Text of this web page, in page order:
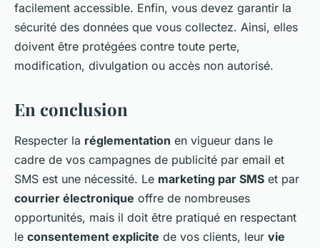
facilement accessible. Enfin, vous devez garantir la
sécurité des données que vous collectez. Ainsi, elles
doivent être protégées contre toute perte,
modification, divulgation ou accès non autorisé.
En conclusion
Respecter la réglementation en vigueur dans le
cadre de vos campagnes de publicité par email et
SMS est une nécessité. Le marketing par SMS et par
courrier électronique offre de nombreuses
opportunités, mais il doit être pratiqué en respectant
le consentement explicite de vos clients, leur vie